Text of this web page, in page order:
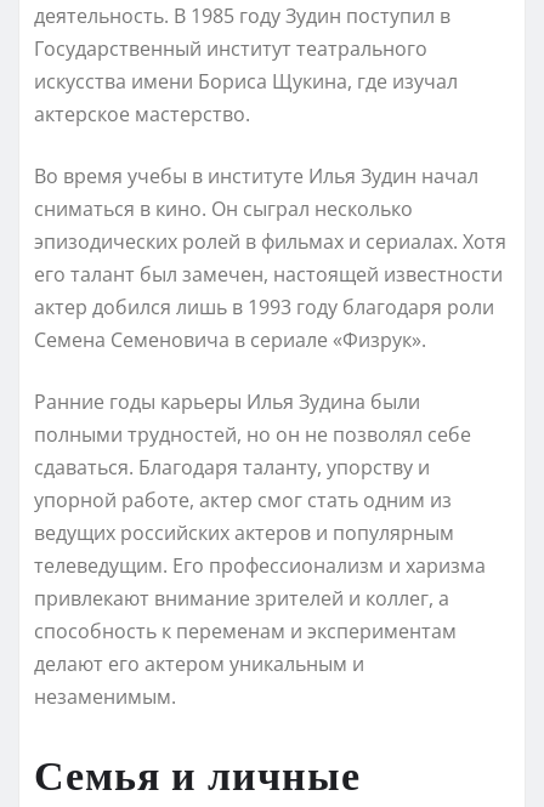
деятельность. В 1985 году Зудин поступил в
Государственный институт театрального
искусства имени Бориса Щукина, где изучал
актерское мастерство.
Во время учебы в институте Илья Зудин начал
сниматься в кино. Он сыграл несколько
эпизодических ролей в фильмах и сериалах. Хотя
его талант был замечен, настоящей известности
актер добился лишь в 1993 году благодаря роли
Семена Семеновича в сериале «Физрук».
Ранние годы карьеры Илья Зудина были
полными трудностей, но он не позволял себе
сдаваться. Благодаря таланту, упорству и
упорной работе, актер смог стать одним из
ведущих российских актеров и популярным
телеведущим. Его профессионализм и харизма
привлекают внимание зрителей и коллег, а
способность к переменам и экспериментам
делают его актером уникальным и
незаменимым.
Семья и личные